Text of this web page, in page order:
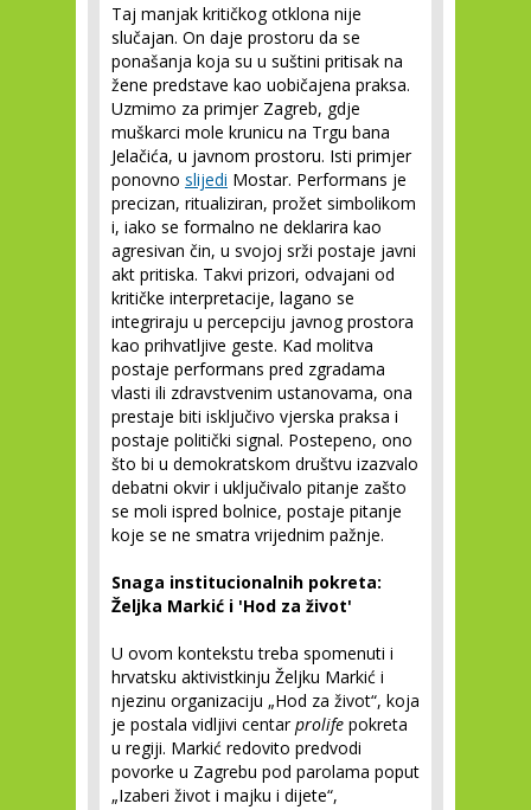
Taj manjak kritičkog otklona nije
slučajan. On daje prostoru da se
ponašanja koja su u suštini pritisak na
žene predstave kao uobičajena praksa.
Uzmimo za primjer Zagreb, gdje
muškarci mole krunicu na Trgu bana
Jelačića, u javnom prostoru. Isti primjer
ponovno slijedi Mostar. Performans je
precizan, ritualiziran, prožet simbolikom
i, iako se formalno ne deklarira kao
agresivan čin, u svojoj srži postaje javni
akt pritiska. Takvi prizori, odvajani od
kritičke interpretacije, lagano se
integriraju u percepciju javnog prostora
kao prihvatljive geste. Kad molitva
postaje performans pred zgradama
vlasti ili zdravstvenim ustanovama, ona
prestaje biti isključivo vjerska praksa i
postaje politički signal. Postepeno, ono
što bi u demokratskom društvu izazvalo
debatni okvir ­i uključivalo pitanje zašto
se moli ispred bolnice, postaje pitanje
koje se ne smatra vrijednim pažnje.
Snaga institucionalnih pokreta:
Željka Markić i 'Hod za život'
U ovom kontekstu treba spomenuti i
hrvatsku aktivistkinju Željku Markić i
njezinu organizaciju „Hod za život“, koja
je postala vidljivi centarprolife pokreta
u regiji. Markić redovito predvodi
povorke u Zagrebu pod parolama poput
„Izaberi život i majku i dijete“,